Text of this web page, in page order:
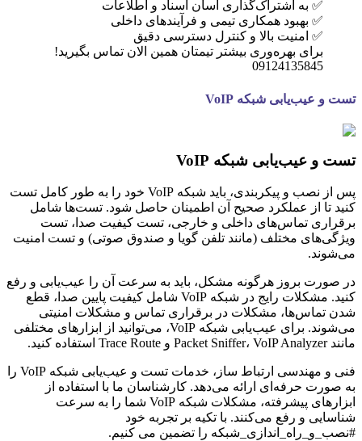
✅ به اشتراک‌گذاری آسان اسناد و اطلاعات
✅ بهبود همکاری تیمی و فرآیندهای داخلی
✅ امنیت بالا و کنترل دسترسی دقیق
برای بهره‌وری بیشتر تیمتان همین الان تماس بگیرید!
09124135845
تست و عیب‌یابی شبکه VoIP
تست و عیب‌یابی شبکه VoIP
پس از نصب و پیکربندی، باید شبکه VoIP خود را به طور کامل تست
کنید تا از عملکرد صحیح آن اطمینان حاصل شود. تست‌ها شامل
برقراری تماس‌های داخلی و خارجی، تست کیفیت صدا، تست
ویژگی‌های مختلف (مانند تلفن گویا و صندوق صوتی) و تست امنیت
می‌شوند.
در صورت بروز هرگونه مشکل، باید به سرعت آن را عیب‌یابی و رفع
کنید. مشکلات رایج در شبکه VoIP شامل کیفیت پایین صدا، قطع
شدن تماس‌ها، مشکلات در برقراری تماس و مشکلات امنیتی
می‌شوند. برای عیب‌یابی شبکه VoIP، می‌توانید از ابزارهای مختلفی
مانند Packet Sniffer، VoIP Analyzer و Trace Route استفاده کنید.
فنی و مهندسی ارتباط ساز، خدمات تست و عیب‌یابی شبکه VoIP را
به صورت حرفه‌ای ارائه می‌دهد. کارشناسان ما با استفاده از
ابزارهای پیشرفته، مشکلات شبکه VoIP شما را به سرعت
شناسایی و رفع می‌کنند. با تکیه بر تجربه خود
#نصب_و_راه_اندازی_شبکه را تضمین می کنیم.